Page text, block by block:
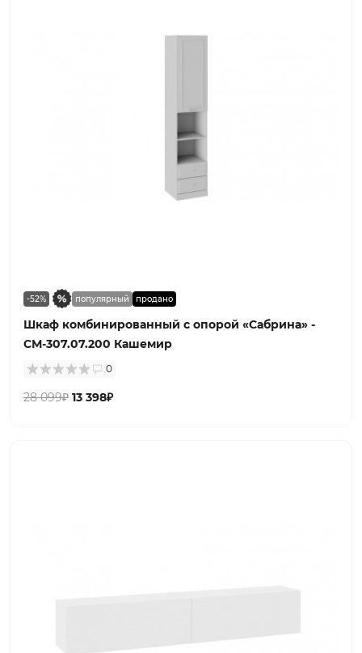
-52% популярный продано
Шкаф комбинированный с опорой «Сабрина» -
СМ-307.07.200 Кашемир
0
28 099₽ 13 398₽